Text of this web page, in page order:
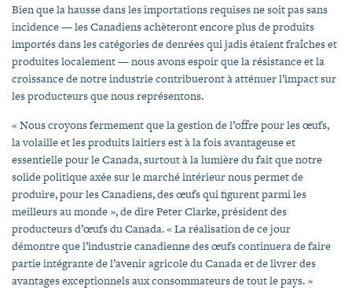
Bien que la hausse dans les importations requises ne soit pas sans
incidence — les Canadiens achèteront encore plus de produits
importés dans les catégories de denrées qui jadis étaient fraîches et
produites localement — nous avons espoir que la résistance et la
croissance de notre industrie contribueront à atténuer l’impact sur
les producteurs que nous représentons.
« Nous croyons fermement que la gestion de l’offre pour les œufs,
la volaille et les produits laitiers est à la fois avantageuse et
essentielle pour le Canada, surtout à la lumière du fait que notre
solide politique axée sur le marché intérieur nous permet de
produire, pour les Canadiens, des œufs qui figurent parmi les
meilleurs au monde », de dire Peter Clarke, président des
producteurs d’œufs du Canada. « La réalisation de ce jour
démontre que l’industrie canadienne des œufs continuera de faire
partie intégrante de l’avenir agricole du Canada et de livrer des
avantages exceptionnels aux consommateurs de tout le pays. »